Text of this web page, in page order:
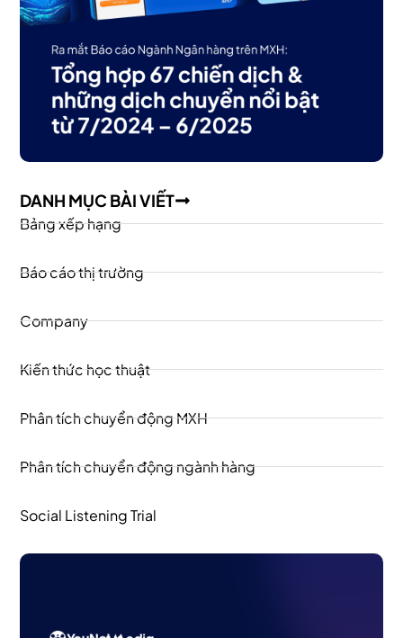
DANH MỤC BÀI VIẾT
Bảng xếp hạng
Báo cáo thị trường
Company
Kiến thức học thuật
Phân tích chuyển động MXH
Phân tích chuyển động ngành hàng
Social Listening Trial